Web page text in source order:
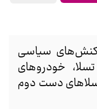
سیاسی
خودروهای
دست دوم